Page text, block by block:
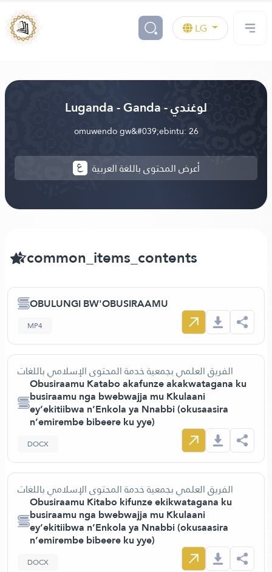
LG
Luganda - Ganda - لوغندي
omuwendo gw&#039;ebintu: 26
أعرض المحتوى باللغة العربية
common_items_contents
OBULUNGI BW'OBUSIRAAMU
MP4
الفريق العلمي بجمعية خدمة المحتوى الإسلامي باللغات
Obusiraamu Katabo akafunze akakwatagana ku
busiraamu nga bwebwajja mu Kkulaani
ey’ekitiibwa n’Enkola ya Nnabbi (okusaasira
n’emirembe bibeere ku yye)
DOCX
الفريق العلمي بجمعية خدمة المحتوى الإسلامي باللغات
Obusiraamu Kitabo kifunze ekikwatagana ku
busiraamu nga bwebwajja mu Kkulaani
ey’ekitiibwa n’Enkola ya Nnabbi (okusaasira
n’emirembe bibeere ku yye)
DOCX